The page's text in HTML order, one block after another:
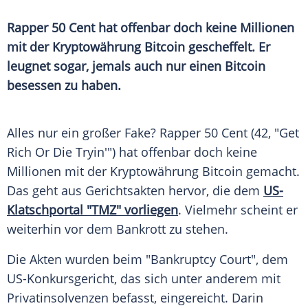
Rapper 50 Cent hat offenbar doch keine Millionen
mit der Kryptowährung Bitcoin gescheffelt. Er
leugnet sogar, jemals auch nur einen Bitcoin
besessen zu haben.
Alles nur ein großer Fake? Rapper 50 Cent (42, "Get
Rich Or Die Tryin'") hat offenbar doch keine
Millionen mit der Kryptowährung Bitcoin gemacht.
Das geht aus Gerichtsakten hervor, die dem US-
Klatschportal "TMZ" vorliegen. Vielmehr scheint er
weiterhin vor dem Bankrott zu stehen.
Die Akten wurden beim "Bankruptcy Court", dem
US-Konkursgericht, das sich unter anderem mit
Privatinsolvenzen befasst, eingereicht. Darin